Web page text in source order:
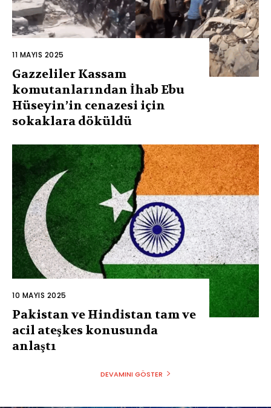
11 MAYIS 2025
Gazzeliler Kassam
komutanlarından İhab Ebu
Hüseyin’in cenazesi için
sokaklara döküldü
10 MAYIS 2025
Pakistan ve Hindistan tam ve
acil ateşkes konusunda
anlaştı
DEVAMINI GÖSTER